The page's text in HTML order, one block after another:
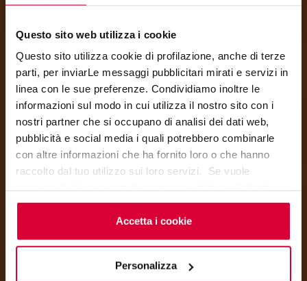
Questo sito web utilizza i cookie
Questo sito utilizza cookie di profilazione, anche di terze
parti, per inviarLe messaggi pubblicitari mirati e servizi in
linea con le sue preferenze. Condividiamo inoltre le
informazioni sul modo in cui utilizza il nostro sito con i
nostri partner che si occupano di analisi dei dati web,
pubblicità e social media i quali potrebbero combinarle
con altre informazioni che ha fornito loro o che hanno
raccolto dal tuo utilizzo sui loro servizi. Se vuole
cookieclicchi qui. Il consenso può essere espresso
cliccando sul tasto “Accetta i cookie”. Se non vuole i
cookie di profilazione può negare il consenso sul tasto
Accetta i cookie
Personalizza
COTTOMILANO
Metropolitan Tradition